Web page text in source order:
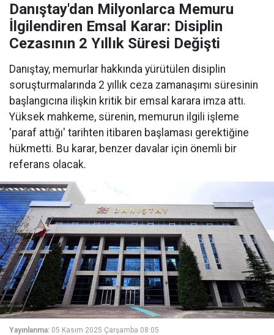
Danıştay'dan Milyonlarca Memuru
İlgilendiren Emsal Karar: Disiplin
Cezasının 2 Yıllık Süresi Değişti
Danıştay, memurlar hakkında yürütülen disiplin
soruşturmalarında 2 yıllık ceza zamanaşımı süresinin
başlangıcına ilişkin kritik bir emsal karara imza attı.
Yüksek mahkeme, sürenin, memurun ilgili işleme
'paraf attığı' tarihten itibaren başlaması gerektiğine
hükmetti. Bu karar, benzer davalar için önemli bir
referans olacak.
Yayınlanma: 05 Kasım 2025 Çarşamba 08:05